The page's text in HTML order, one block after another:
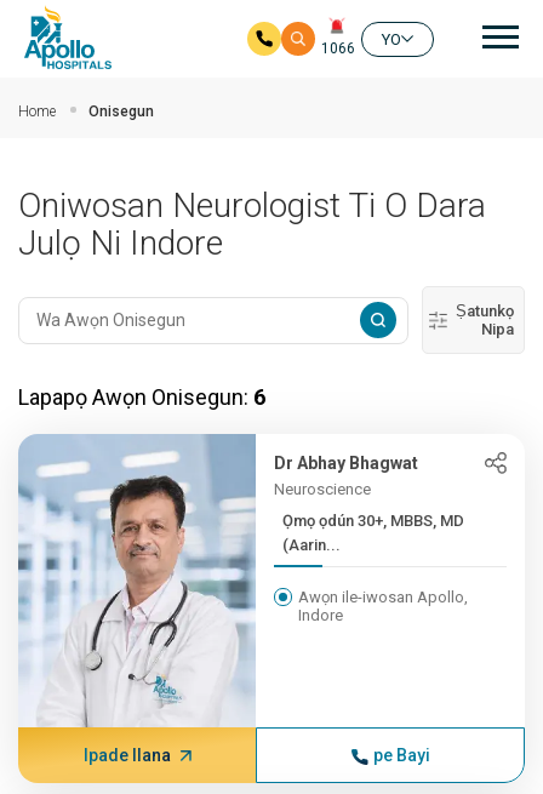
1066
YO
Home Onisegun
Oniwosan Neurologist Ti O Dara
Julọ Ni Indore
Ṣatunkọ
Nipa
Lapapọ Awọn Onisegun: 6
Dr Abhay Bhagwat
Neuroscience
Ọmọ ọdún 30+, MBBS, MD
(Aarin...
Awọn ile-iwosan Apollo,
Indore
Ipade Ilana pe Bayi